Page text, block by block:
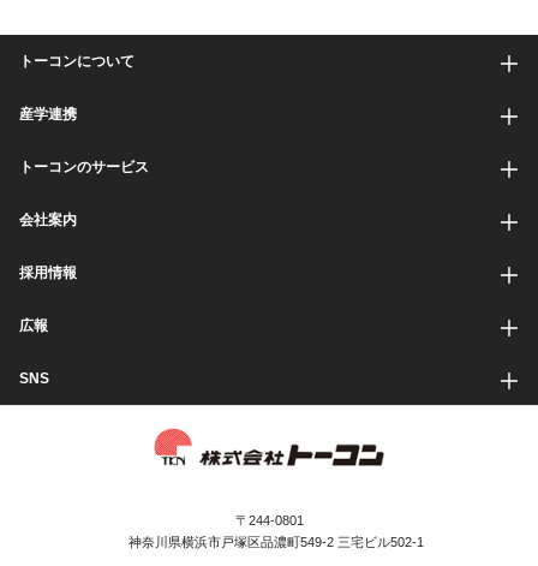
トーコンについて
産学連携
トーコンのサービス
会社案内
採用情報
広報
SNS
〒244-0801
神奈川県横浜市戸塚区品濃町549-2 三宅ビル502-1